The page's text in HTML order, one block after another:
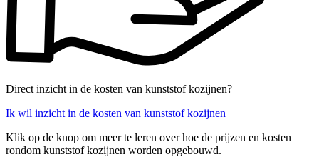
Direct inzicht in de kosten van kunststof kozijnen?
Ik wil inzicht in de kosten van kunststof kozijnen
Klik op de knop om meer te leren over hoe de prijzen en kosten
rondom kunststof kozijnen worden opgebouwd.